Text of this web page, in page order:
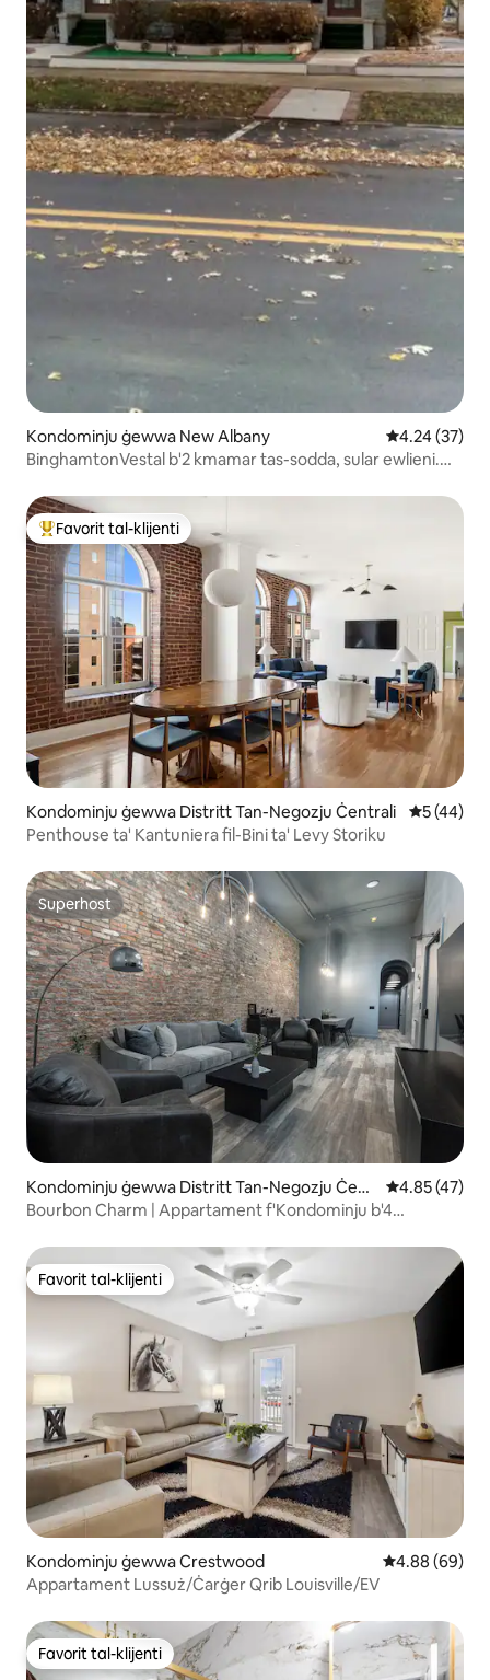
Kondominju ġewwa New Albany Rating
4.24 (37)
BinghamtonVestal b'2 kmamar tas-sodda, sular ewlieni.
Wieħed mill-aqwa favoriti tal-klijenti
Favorit tal-klijenti
Kondominju ġewwa Distritt Tan-Negozju Ċentrali Rating
5 (44)
Penthouse ta' Kantuniera fil-Bini ta' Levy Storiku
Superhost
Superhost
Kondominju ġewwa Distritt Tan-Negozju Ċent
rali
Rating
4.85 (47)
Bourbon Charm | Appartament f'Kondominju b'4
Favorit tal-klijenti
Favorit tal-klijenti
Kondominju ġewwa Crestwood Rating medju
4.88 (69)
Appartament Lussuż/Ċarġer Qrib Louisville/EV
Favorit tal-klijenti
Favorit tal-klijenti